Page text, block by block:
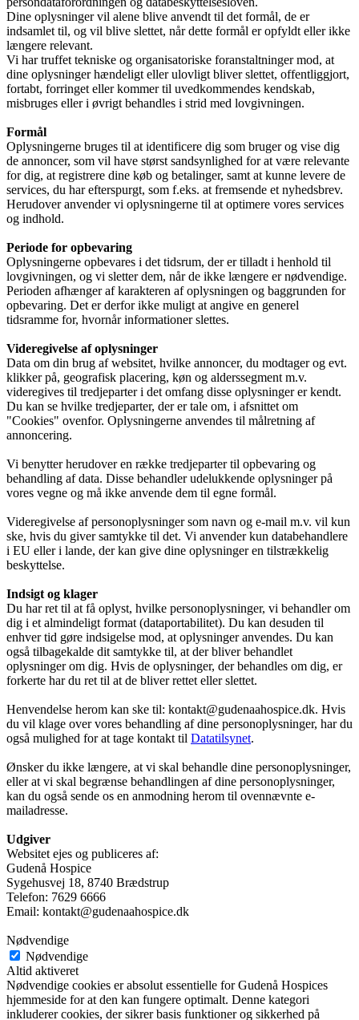
Dine oplysninger vil alene blive anvendt til det formål, de er
indsamlet til, og vil blive slettet, når dette formål er opfyldt eller ikke
længere relevant.
Vi har truffet tekniske og organisatoriske foranstaltninger mod, at
dine oplysninger hændeligt eller ulovligt bliver slettet, offentliggjort,
fortabt, forringet eller kommer til uvedkommendes kendskab,
misbruges eller i øvrigt behandles i strid med lovgivningen.
Formål
Oplysningerne bruges til at identificere dig som bruger og vise dig
de annoncer, som vil have størst sandsynlighed for at være relevante
for dig, at registrere dine køb og betalinger, samt at kunne levere de
services, du har efterspurgt, som f.eks. at fremsende et nyhedsbrev.
Herudover anvender vi oplysningerne til at optimere vores services
og indhold.
Periode for opbevaring
Oplysningerne opbevares i det tidsrum, der er tilladt i henhold til
lovgivningen, og vi sletter dem, når de ikke længere er nødvendige.
Perioden afhænger af karakteren af oplysningen og baggrunden for
opbevaring. Det er derfor ikke muligt at angive en generel
tidsramme for, hvornår informationer slettes.
Videregivelse af oplysninger
Data om din brug af websitet, hvilke annoncer, du modtager og evt.
klikker på, geografisk placering, køn og alderssegment m.v.
videregives til tredjeparter i det omfang disse oplysninger er kendt.
Du kan se hvilke tredjeparter, der er tale om, i afsnittet om
"Cookies" ovenfor. Oplysningerne anvendes til målretning af
annoncering.
Vi benytter herudover en række tredjeparter til opbevaring og
behandling af data. Disse behandler udelukkende oplysninger på
vores vegne og må ikke anvende dem til egne formål.
Videregivelse af personoplysninger som navn og e-mail m.v. vil kun
ske, hvis du giver samtykke til det. Vi anvender kun databehandlere
i EU eller i lande, der kan give dine oplysninger en tilstrækkelig
beskyttelse.
Indsigt og klager
Du har ret til at få oplyst, hvilke personoplysninger, vi behandler om
dig i et almindeligt format (dataportabilitet). Du kan desuden til
enhver tid gøre indsigelse mod, at oplysninger anvendes. Du kan
også tilbagekalde dit samtykke til, at der bliver behandlet
oplysninger om dig. Hvis de oplysninger, der behandles om dig, er
forkerte har du ret til at de bliver rettet eller slettet.
Henvendelse herom kan ske til: kontakt@gudenaahospice.dk. Hvis
du vil klage over vores behandling af dine personoplysninger, har du
også mulighed for at tage kontakt til Datatilsynet.
Ønsker du ikke længere, at vi skal behandle dine personoplysninger,
eller at vi skal begrænse behandlingen af dine personoplysninger,
kan du også sende os en anmodning herom til ovennævnte e-
mailadresse.
Udgiver
Websitet ejes og publiceres af:
Gudenå Hospice
Sygehusvej 18, 8740 Brædstrup
Telefon: 7629 6666
Email: kontakt@gudenaahospice.dk
Nødvendige
Nødvendige
Altid aktiveret
Nødvendige cookies er absolut essentielle for Gudenå Hospices
hjemmeside for at den kan fungere optimalt. Denne kategori
inkluderer cookies, der sikrer basis funktioner og sikkerhed på